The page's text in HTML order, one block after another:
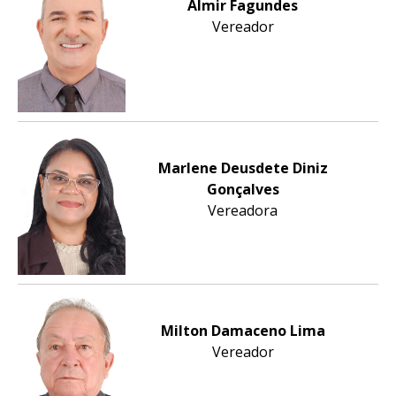
Almir Fagundes
Vereador
Marlene Deusdete Diniz
Gonçalves
Vereadora
Milton Damaceno Lima
Vereador